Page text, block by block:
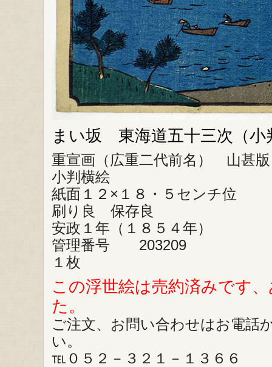
まい坂 東海道五十三次（小
重宣画（広重二代前名） 山甚版
小判横絵
紙面１２×１８・５センチ位
刷り良 保存良
安政１年（１８５４年）
管理番号 203209
１枚
この浮世絵は売約済みです
た。
ご注文、お問い合わせはお電話
い。
℡０５２－３２１－１３６６